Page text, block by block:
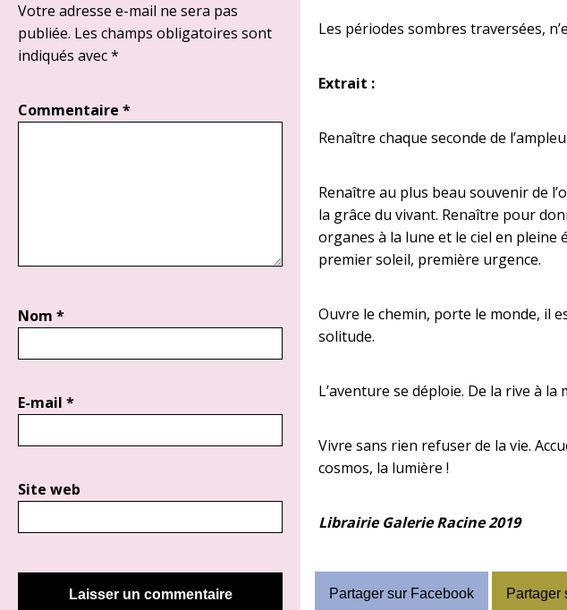
Votre adresse e-mail ne sera pas
publiée. Les champs obligatoires sont
indiqués avec*
Commentaire *
Nom *
E-mail *
Site web
Les périodes sombres traversées,
Extrait :
Renaître chaque seconde de
Renaître au plus beau souvenir de
la grâce du vivant. Renaître pour
organes à la lune et le ciel en
premier soleil, première urgence.
Ouvre le chemin, porte le monde, il
solitude.
L’aventure se déploie. De la rive à
Vivre sans rien refuser de la vie.
cosmos, la lumière !
Librairie Galerie Racine 2019
Partager sur Facebook Partager